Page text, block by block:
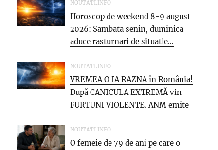
NOUTATI.INFO
Horoscop de weekend 8-9 august
2026: Sambata senin, duminica
aduce rasturnari de situatie…
NOUTATI.INFO
VREMEA O IA RAZNA în România!
După CANICULA EXTREMĂ vin
FURTUNI VIOLENTE. ANM emite
NOI...
NOUTATI.INFO
O femeie de 79 de ani pe care o